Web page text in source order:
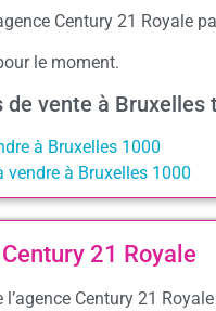
Century 21 Royale
le moment.
vente à
à Bruxelles 1000
vendre à Bruxelles 1000
21 Royale
Century 21